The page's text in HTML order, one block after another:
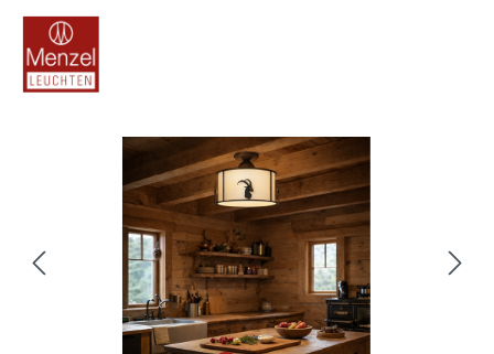
Bildergalerie überspringen